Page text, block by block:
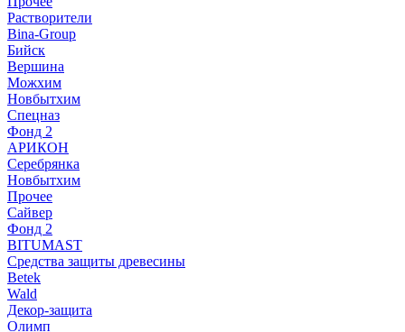
Растворители
Bina-Group
Бийск
Вершина
Можхим
Новбытхим
Спецназ
Фонд 2
АРИКОН
Серебрянка
Новбытхим
Прочее
Сайвер
Фонд 2
BITUMAST
Средства защиты древесины
Betek
Wald
Декор-защита
Олимп